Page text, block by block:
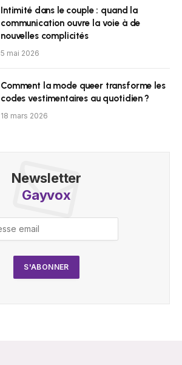
Intimité dans le couple : quand la
communication ouvre la voie à de
nouvelles complicités
5 mai 2026
Comment la mode queer transforme les
codes vestimentaires au quotidien ?
18 mars 2026
Newsletter
Gayvox